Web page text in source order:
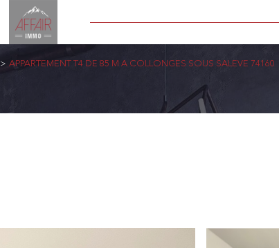
APPARTEMENT T4 DE 85 M A COLLONGES SOUS SALEVE 74160